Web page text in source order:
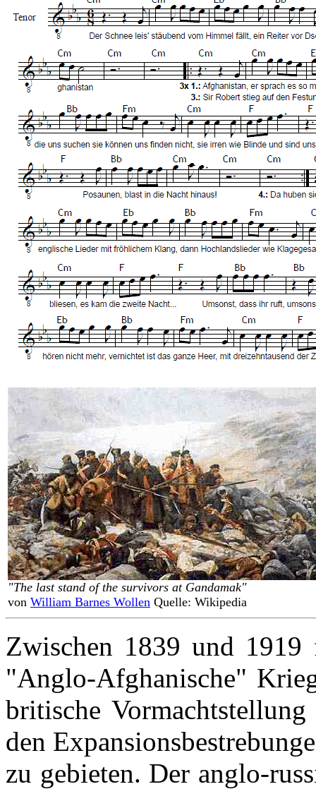
"The last stand of the survivors at Gandamak"
von William Barnes Wollen Quelle: Wikipedia
Zwischen 1839 und
"Anglo-Afghanische"
britische
den
zu gebieten. Der anglo-